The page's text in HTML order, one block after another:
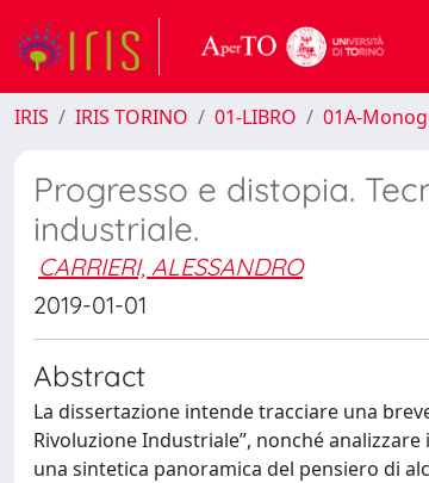
IRIS IRIS TORINO 01-LIBRO 01A-
Progresso e distopia.
industriale.
CARRIERI, ALESSANDRO
2019-01-01
Abstract
La dissertazione intende tracciare una
Rivoluzione Industriale”, nonché
una sintetica panoramica del pensiero di